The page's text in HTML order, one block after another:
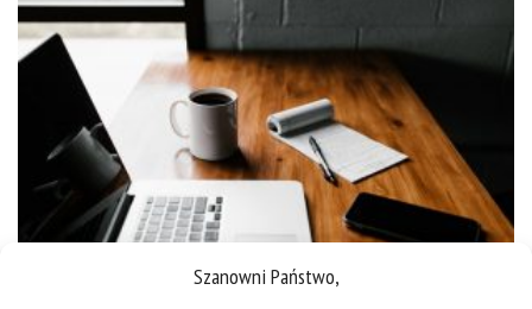
Szanowni Państwo,
Seminarium online pt. „Data in Smart Factory”